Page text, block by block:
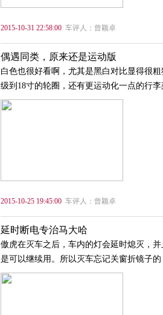
2015-10-31 22:58:00 车评人：曾颖卓
偶遇同类，原来还是运动版
白色也很好看啊，尤其是黑白对比显得很
级到18寸的轮圈，还有更运动化一点的行
2015-10-25 19:45:00 车评人：曾颖卓
延时断电专治马大哈
傲虎在灭车之后，车内的灯会延时熄灭，
是可以继续用。所以灭车忘记关窗折镜子